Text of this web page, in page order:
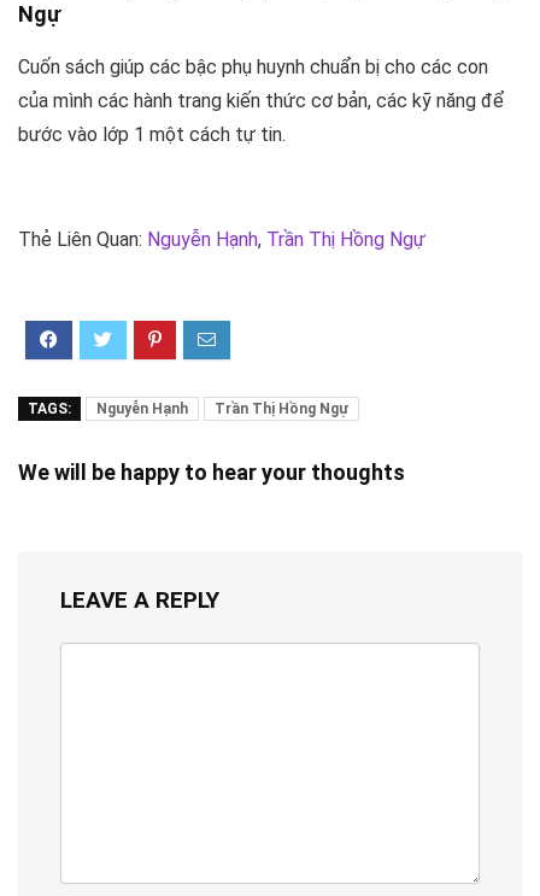
Ngự
Cuốn sách giúp các bậc phụ huynh chuẩn bị cho các con
của mình các hành trang kiến thức cơ bản, các kỹ năng để
bước vào lớp 1 một cách tự tin.
Thẻ Liên Quan: Nguyễn Hạnh, Trần Thị Hồng Ngự
TAGS: Nguyễn Hạnh Trần Thị Hồng Ngự
We will be happy to hear your thoughts
LEAVE A REPLY